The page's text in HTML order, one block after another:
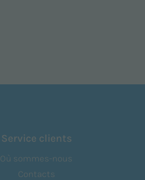
Service clients
Où sommes-nous
Contacts